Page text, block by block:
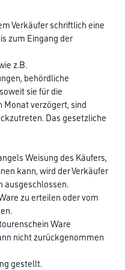
Verkäufer schriftlich eine
zum Eingang der
z.B.
behördliche
sie für die
Monat verzögert, sind
Das gesetzliche
Weisung des Käufers,
kann, wird der Verkäufer
ausgeschlossen.
zu erteilen oder vom
Ware
nicht zurückgenommen
gestellt.